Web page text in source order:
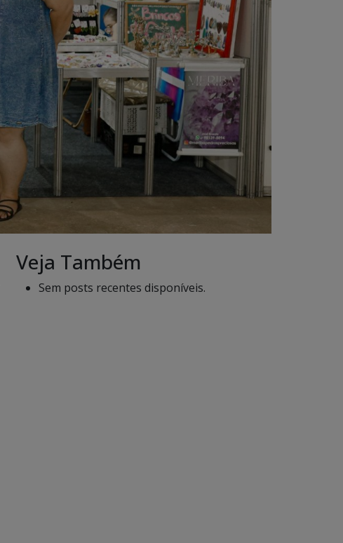
Veja Também
Sem posts recentes disponíveis.